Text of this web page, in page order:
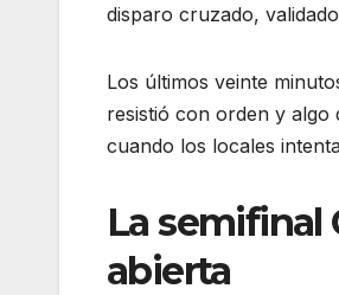
disparo cruzado,
Los últimos veinte
resistió con orden y
cuando los locales
La
abierta